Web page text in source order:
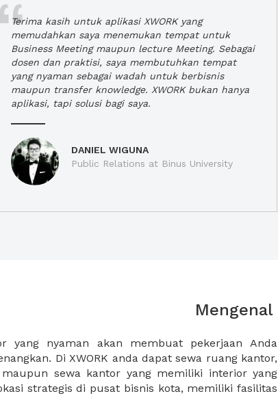
Terima kasih untuk aplikasi XWORK yang
memudahkan saya menemukan tempat untuk
Business Meeting maupun lecture Meeting. Sebagai
dosen dan praktisi, saya membutuhkan tempat
yang nyaman sebagai wadah untuk berbisnis
maupun transfer knowledge. XWORK bukan hanya
aplikasi, tapi solusi bagi saya.
DANIEL WIGUNA
Public Relations at Binus University
yang nyaman akan membuat pekerjaan Anda
Di XWORK anda dapat sewa ruang kantor,
sewa kantor yang memiliki interior yang
strategis di pusat bisnis kota, memiliki fasilitas
baru Anda, seperti surat domisili, Tanda Domisili
Surat Izin Usaha Perdagangan, dan atau akte
maupun akte pendirian CV untuk usaha Anda.
XWORK juga mempermudah proses sewa